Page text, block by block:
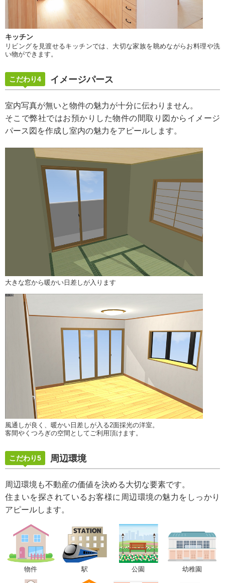
キッチン
リビングを見渡せるキッチンでは、大切な家族を眺めながらお料理や洗
い物ができます。
こだわり4 イメージパース
室内写真が無いと物件の魅力が十分に伝わりません。
そこで弊社ではお預かりした物件の間取り図からイメージ
パース図を作成し室内の魅力をアピールします。
大きな窓から暖かい日差しが入ります
風通しが良く、暖かい日差しが入る2面採光の洋室。
客間やくつろぎの空間としてご利用頂けます。
こだわり5 周辺環境
周辺環境も不動産の価値を決める大切な要素です。
住まいを探されているお客様に周辺環境の魅力をしっかり
アピールします。
物件 駅 公園 幼稚園